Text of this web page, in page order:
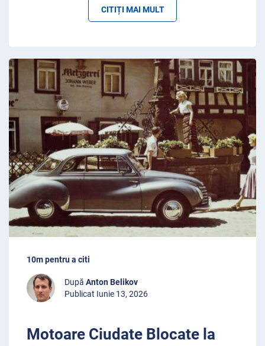
CITIȚI MAI MULT
10m pentru a citi
După Anton Belikov
Publicat Iunie 13, 2026
Motoare Ciudate Blocate la